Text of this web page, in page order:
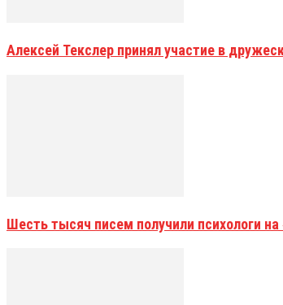
Алексей Текслер принял участие в
Шесть тысяч писем получили психологи